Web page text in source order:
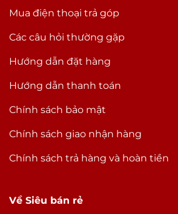
Mua điện thoại trả góp
Các câu hỏi thường gặp
Hướng dẫn đặt hàng
Hướng dẫn thanh toán
Chính sách bảo mật
Chính sách giao nhận hàng
Chính sách trả hàng và hoàn tiền
Về Siêu bán rẻ